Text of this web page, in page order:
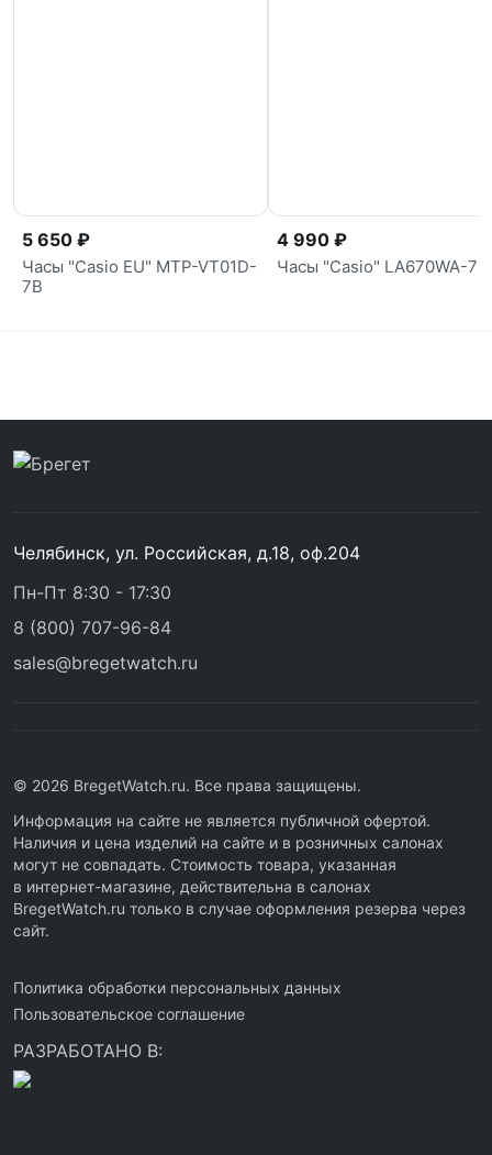
5 650 ₽
Часы "Casio EU" MTP-VT01D-
7B
4 990 ₽
Часы "Casio" LA670WA-7
Челябинск, ул. Российская, д.18, оф.204
Пн-Пт 8:30 - 17:30
8 (800) 707-96-84
sales@bregetwatch.ru
© 2026 BregetWatch.ru. Все права защищены.
Информация на сайте не является публичной офертой.
Наличия и цена изделий на сайте и в розничных салонах
могут не совпадать. Стоимость товара, указанная
в интернет-магазине, действительна в салонах
BregetWatch.ru только в случае оформления резерва через
сайт.
Политика обработки персональных данных
Пользовательское соглашение
РАЗРАБОТАНО В: